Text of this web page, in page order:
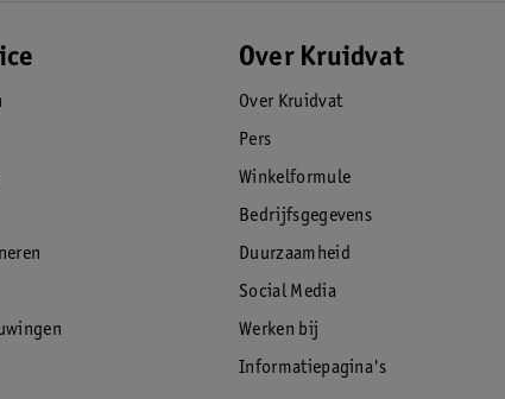
Over Kruidvat
Over Kruidvat
Pers
Winkelformule
Bedrijfsgegevens
Duurzaamheid
Social Media
Werken bij
Informatiepagina's